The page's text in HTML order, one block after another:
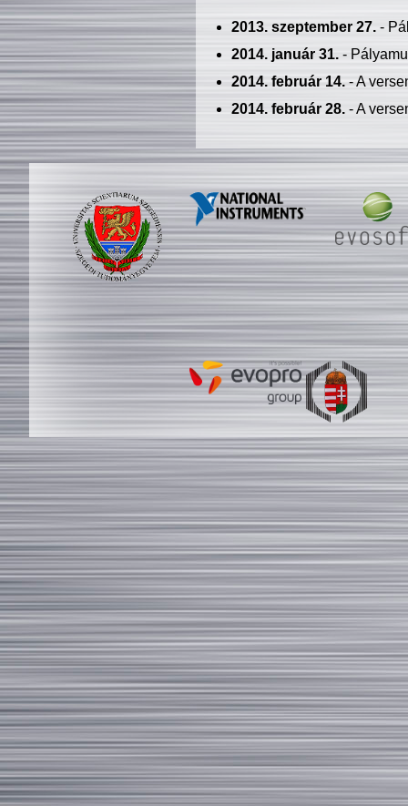
2013. szeptember 27.-
2014. január 31.-
2014. február 14.- A
2014. február 28.- A